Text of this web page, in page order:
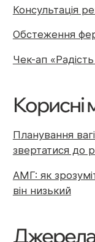
Консультація
Обстеження
Чек-ап
Корисні
Планування
звертатися до
АМГ: як
він низький
Джерела